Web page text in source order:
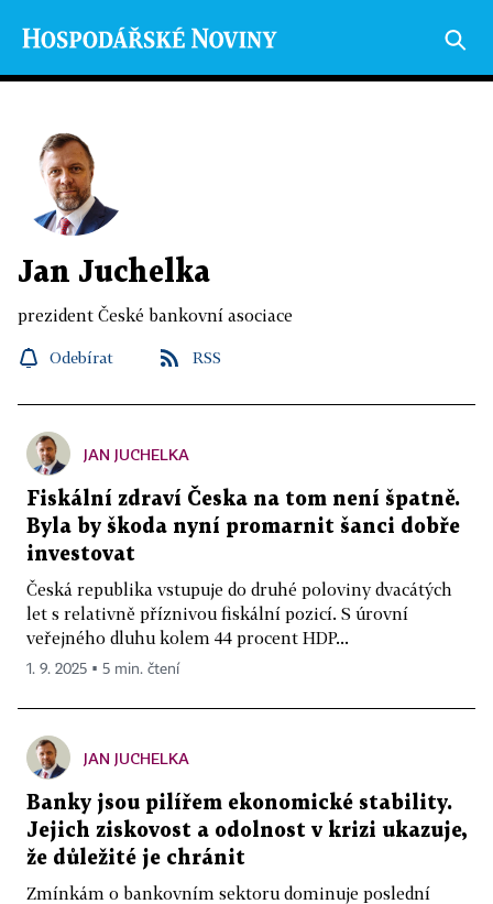
Jan Juchelka
prezident České bankovní asociace
Odebírat RSS
JAN JUCHELKA
Fiskální zdraví Česka na tom není špatně.
Byla by škoda nyní promarnit šanci dobře
investovat
Česká republika vstupuje do druhé poloviny dvacátých
let s relativně příznivou fiskální pozicí. S úrovní
veřejného dluhu kolem 44 procent HDP...
1. 9. 2025 ▪ 5 min. čtení
JAN JUCHELKA
Banky jsou pilířem ekonomické stability.
Jejich ziskovost a odolnost v krizi ukazuje,
že důležité je chránit
Zmínkám o bankovním sektoru dominuje poslední